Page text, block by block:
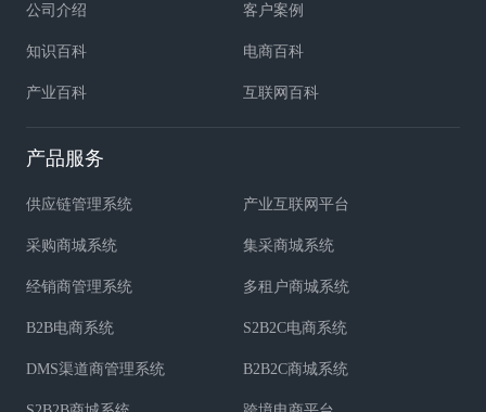
公司介绍 客户案例
知识百科 电商百科
产业百科 互联网百科
产品服务
供应链管理系统 产业互联网平台
采购商城系统 集采商城系统
经销商管理系统 多租户商城系统
B2B电商系统 S2B2C电商系统
DMS渠道商管理系统 B2B2C商城系统